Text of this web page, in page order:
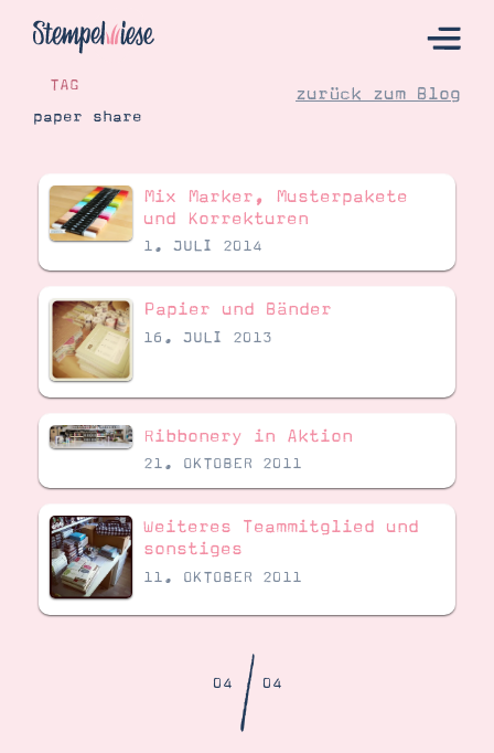
Hier Starten
Katalog
Bestellen
Angebote
Blog
Gutscheine
Produkte erklärt
Über mich
Über Stampin’ Up!
TAG
paper share
zurück zum Blog
Mix Marker, Musterpakete
und Korrekturen
1. JULI 2014
Papier und Bänder
16. JULI 2013
Ribbonery in Aktion
21. OKTOBER 2011
Weiteres Teammitglied und
sonstiges
11. OKTOBER 2011
04/04